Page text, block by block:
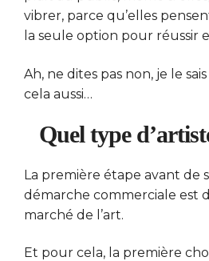
vibrer, parce qu’elles
la seule option pour réussir
Ah, ne dites pas non, je le
cela aussi…
Quel type
La première étape avant de
démarche commerciale est
marché de l’art.
Et pour cela, la première